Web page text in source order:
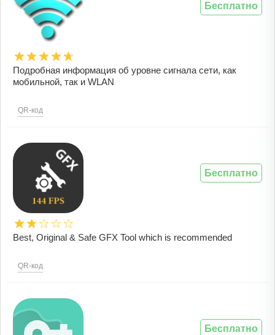
Подробная информация об уровне сигнала сети, как
мобильной, так и WLAN
QR-код
Бесплатно
Best, Original & Safe GFX Tool which is recommended
QR-код
Бесплатно
Бесплатно